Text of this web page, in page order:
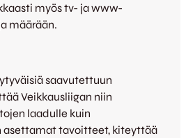
myös tv- ja www-
määrään.
saavutettuun
Veikkausliigan niin
laadulle kuin
asettamat tavoitteet, kiteyttää